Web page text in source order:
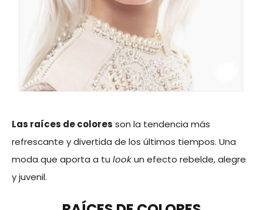
Las raíces de colores son la tendencia más
refrescante y divertida de los últimos tiempos. Una
moda que aporta a tu lookun efecto rebelde, alegre
y juvenil.